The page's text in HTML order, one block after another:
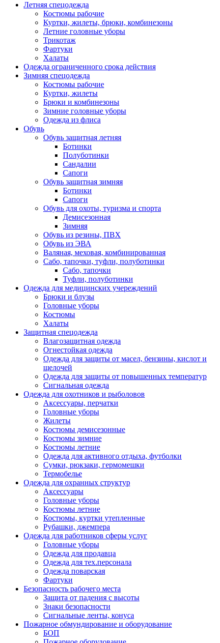
Летняя спецодежда
Костюмы рабочие
Куртки, жилеты, брюки, комбинезоны
Летние головные уборы
Трикотаж
Фартуки
Халаты
Одежда ограниченного срока действия
Зимняя спецодежда
Костюмы рабочие
Куртки, жилеты
Брюки и комбинезоны
Зимние головные уборы
Одежда из флиса
Обувь
Обувь защитная летняя
Ботинки
Полуботинки
Сандалии
Сапоги
Обувь защитная зимняя
Ботинки
Сапоги
Обувь для охоты, туризма и спорта
Демисезонная
Зимняя
Обувь из резины, ПВХ
Обувь из ЭВА
Валяная, меховая, комбинированная
Сабо, тапочки, туфли, полуботинки
Сабо, тапочки
Туфли, полуботинки
Одежда для медицинских учереждений
Брюки и блузы
Головные уборы
Костюмы
Халаты
Защитная спецодежда
Влагозащитная одежда
Огнестойкая одежда
Одежда для защиты от масел, бензины, кислот и
щелочей
Одежда для защиты от повышенных температур
Сигнальная одежда
Одежда для охотников и рыболовов
Аксессуары, перчатки
Головные уборы
Жилеты
Костюмы демисезонные
Костюмы зимние
Костюмы летние
Одежда для активного отдыха, футболки
Сумки, рюкзаки, гермомешки
Термобелье
Одежда для охранных структур
Аксессуары
Головные уборы
Костюмы летние
Костюмы, куртки утепленные
Рубашки, джемпера
Одежда для работников сферы услуг
Головные уборы
Одежда для продавца
Одежда для тех.персонала
Одежда поварская
Фартуки
Безопасность рабочего места
Защита от падения с высоты
Знаки безопасности
Сигнальные ленты, конуса
Пожарное обмундирование и оборудование
БОП